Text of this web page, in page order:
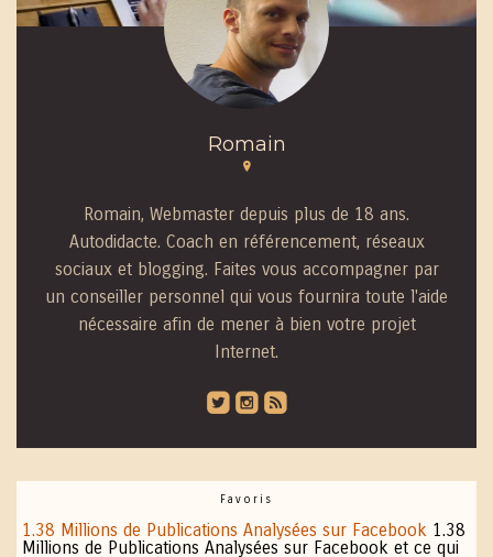
Romain
Romain, Webmaster depuis plus de 18 ans.
Autodidacte. Coach en référencement, réseaux
sociaux et blogging. Faites vous accompagner par
un conseiller personnel qui vous fournira toute l'aide
nécessaire afin de mener à bien votre projet
Internet.
roundedtwitterbird roundedinstagram roundedblip
Favoris
1.38 Millions de Publications Analysées sur Facebook 1.38
Millions de Publications Analysées sur Facebook et ce qui